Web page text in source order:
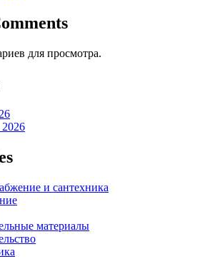
для просмотра.
и сантехника
материалы